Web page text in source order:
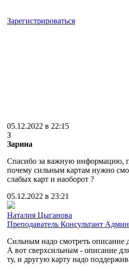
Зарегистрироваться
05.12.2022 в 22:15
З
Зарина
Спасибо за важную информацию,
почему сильным картам нужно
слабых карт и наоборот ?
05.12.2022 в 23:21
Наталия Цыганова
Преподаватель Консультант
Сильным надо смотреть описание
А вот сверхсильным - описание
ту, и другую карту надо